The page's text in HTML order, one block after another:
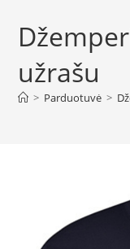
užrašu
> Parduotuvė >